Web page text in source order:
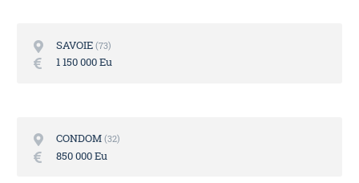
SAVOIE 73
1 150 000 Eu
CONDOM 32
850 000 Eu